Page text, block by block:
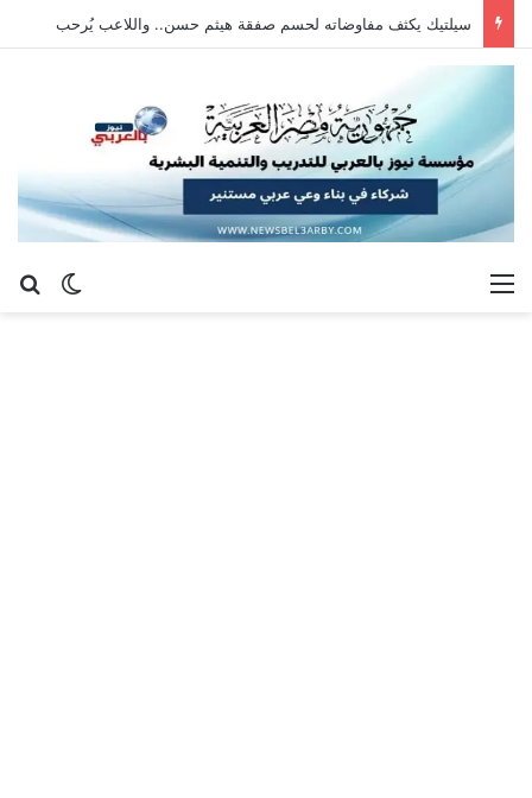
سيلتيك يكثف مفاوضاته لحسم صفقة هيثم حسن.. واللاعب يُرحب
الوضع القائمة